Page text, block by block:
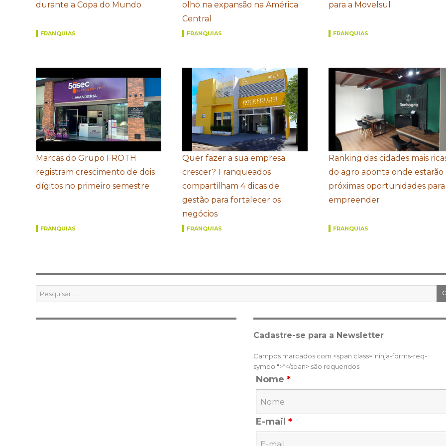
durante a Copa do Mundo
FRANQUIAS
olho na expansão na América
Central
FRANQUIAS
para a Movelsul
FRANQUIAS
Marcas do Grupo FROTH
registram crescimento de dois
dígitos no primeiro semestre
FRANQUIAS
Quer fazer a sua empresa
crescer? Franqueados
compartilham 4 dicas de
gestão para fortalecer os
negócios
FRANQUIAS
Ranking das cidades mais
do agro aponta onde estarão
próximas oportunidades para
empreender
FRANQUIAS
Pesquisar
por:
Cadastre-se para a Newsletter
Campos marcados com <span class="ninja-forms-req-
symbol">*</span> são requeridos
Nome *
E-mail *